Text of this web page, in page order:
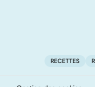
RECETTES